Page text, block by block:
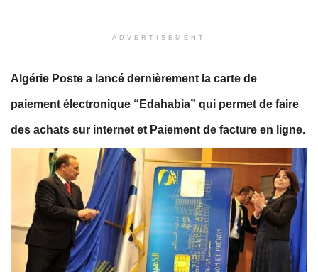
ADVERTISEMENT
Algérie Poste a lancé dernièrement la carte de
paiement électronique “Edahabia” qui permet de faire
des achats sur internet et Paiement de facture en ligne.